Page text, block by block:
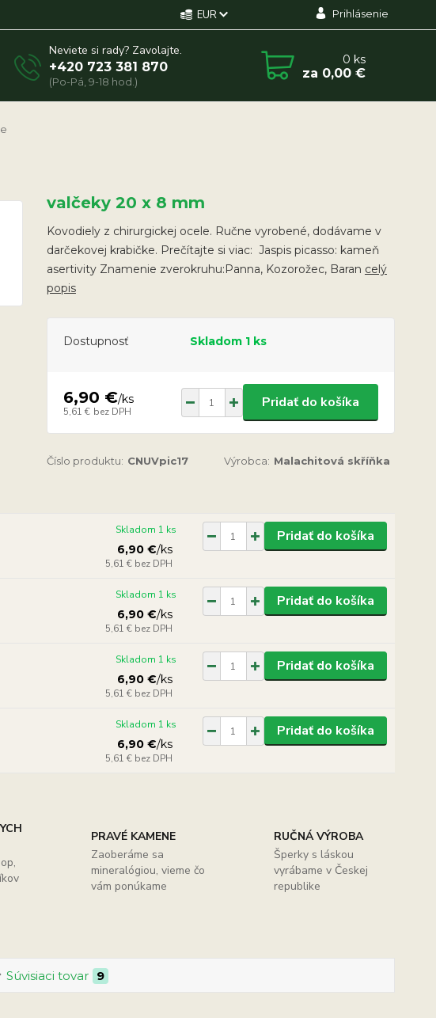
EUR Prihlásenie
Neviete si rady? Zavolajte.
+420 723 381 870
(Po-Pá, 9-18 hod.)
0 ks
za 0,00 €
valčeky 20 x 8 mm
Kovodiely z chirurgickej ocele. Ručne vyrobené, dodávame v
darčekovej krabičke. Prečítajte si viac: Jaspis picasso: kameň
asertivity Znamenie zverokruhu:Panna, Kozorožec, Baran celý
popis
Dostupnosť Skladom 1 ks
6,90 €/ks
5,61 € bez DPH
Pridať do košíka
Číslo produktu: CNUVpic17 Výrobca: Malachitová skříňka
6,90 €/ks
5,61 € bez DPH
Skladom 1 ks Pridať do košíka
6,90 €/ks
5,61 € bez DPH
Skladom 1 ks Pridať do košíka
6,90 €/ks
5,61 € bez DPH
Skladom 1 ks Pridať do košíka
6,90 €/ks
5,61 € bez DPH
Skladom 1 ks Pridať do košíka
PRAVÉ KAMENE
Zaoberáme sa
mineralógiou, vieme čo
vám ponúkame
RUČNÁ VÝROBA
Šperky s láskou
vyrábame v Českej
republike
Súvisiaci tovar 9